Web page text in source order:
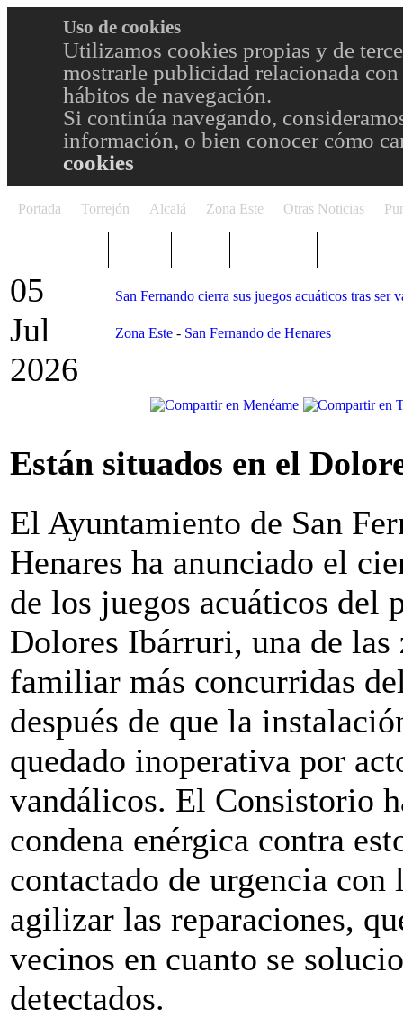
Uso de cookies
Utilizamos cookies propias y de
mostrarle publicidad relacionada
hábitos de navegación.
Si continúa navegando,
información, o bien conocer cómo
cookies
Portada Torrejón Alcalá Zona Este Otras Noticias
05
Jul
2026
San Fernando cierra sus juegos acuáticos tras ser
Zona Este - San Fernando de Henares
Están situados en el
El Ayuntamiento de San
Henares ha anunciado el
de los juegos acuáticos del
Dolores Ibárruri, una de las
familiar más concurridas
después de que la
quedado inoperativa por
vandálicos. El Consistorio
condena enérgica contra
contactado de urgencia con
agilizar las reparaciones,
vecinos en cuanto se
detectados.